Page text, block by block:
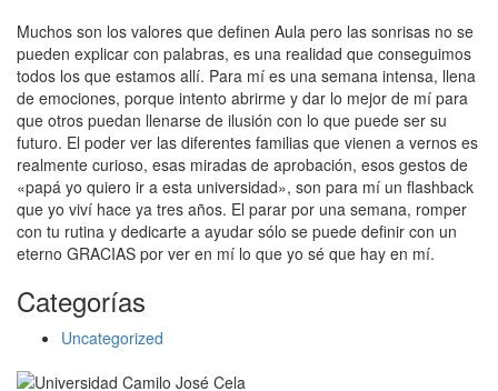
Muchos son los valores que definen Aula pero las sonrisas no se
pueden explicar con palabras, es una realidad que conseguimos
todos los que estamos allí. Para mí es una semana intensa, llena
de emociones, porque intento abrirme y dar lo mejor de mí para
que otros puedan llenarse de ilusión con lo que puede ser su
futuro. El poder ver las diferentes familias que vienen a vernos es
realmente curioso, esas miradas de aprobación, esos gestos de
«papá yo quiero ir a esta universidad», son para mí un flashback
que yo viví hace ya tres años. El parar por una semana, romper
con tu rutina y dedicarte a ayudar sólo se puede definir con un
eterno GRACIAS por ver en mí lo que yo sé que hay en mí.
Categorías
Uncategorized